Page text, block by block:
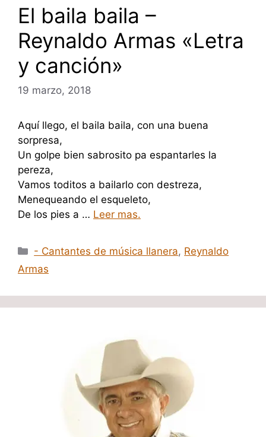
El baila baila –
Reynaldo Armas «Letra
y canción»
19 marzo, 2018
Aquí llego, el baila baila, con una buena
sorpresa,
Un golpe bien sabrosito pa espantarles la
pereza,
Vamos toditos a bailarlo con destreza,
Menequeando el esqueleto,
De los pies a … Leer mas.
Categorías
- Cantantes de música llanera, Reynaldo
Armas